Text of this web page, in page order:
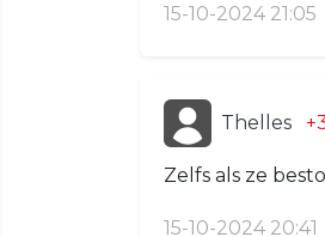
15-10-2024 21:05
Thelles
Zelfs als ze
15-10-2024 20:41